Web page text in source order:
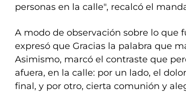
personas en la calle", recalcó el
A modo de observación sobre lo que
expresó que Gracias la palabra que
Asimismo, marcó el contraste que
afuera, en la calle: por un lado, el
final, y por otro, cierta comunión y